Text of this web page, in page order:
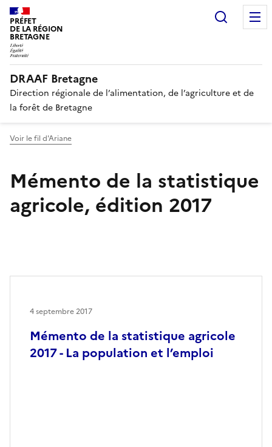
PRÉFET
DE LA RÉGION
BRETAGNE
DRAAF Bretagne
Direction régionale de l’alimentation, de l’agriculture et de
la forêt de Bretagne
Voir le fil d'Ariane
Mémento de la statistique
agricole, édition 2017
Mémento de la statistique agricole
2017 - La population et l’emploi
4 septembre 2017